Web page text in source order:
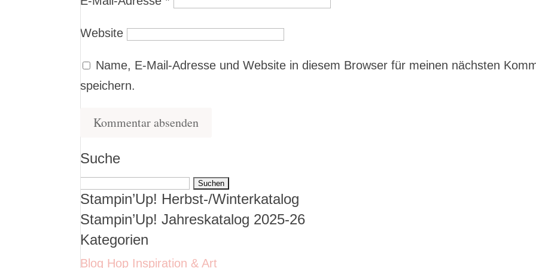
Website
Name, E-Mail-Adresse und Website in diesem Browser für meinen nächsten
speichern.
Suche
Suchen
nach:
Stampin’Up! Herbst-/Winterkatalog
Stampin’Up! Jahreskatalog 2025-26
Kategorien
Blog Hop Inspiration & Art